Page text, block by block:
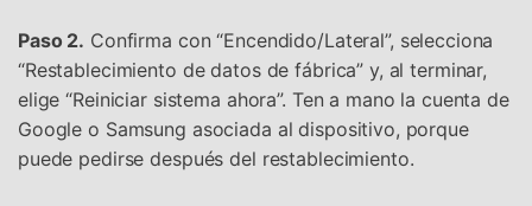
Paso 2. Confirma con “Encendido/Lateral”, selecciona
“Restablecimiento de datos de fábrica” y, al terminar,
elige “Reiniciar sistema ahora”. Ten a mano la cuenta de
Google o Samsung asociada al dispositivo, porque
puede pedirse después del restablecimiento.